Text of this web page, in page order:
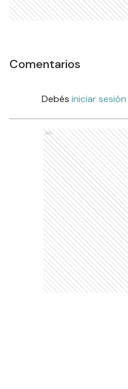
Comentarios
Debés iniciar sesión
Ads